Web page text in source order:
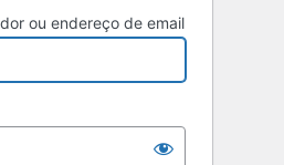
ou endereço de email